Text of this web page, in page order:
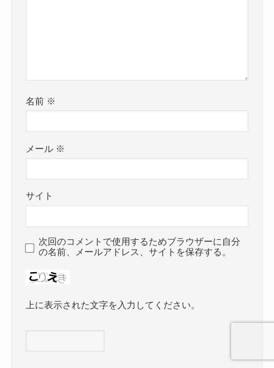
名前 ※
メール ※
サイト
次回のコメントで使用するためブラウザーに自分
の名前、メールアドレス、サイトを保存する。
上に表示された文字を入力してください。